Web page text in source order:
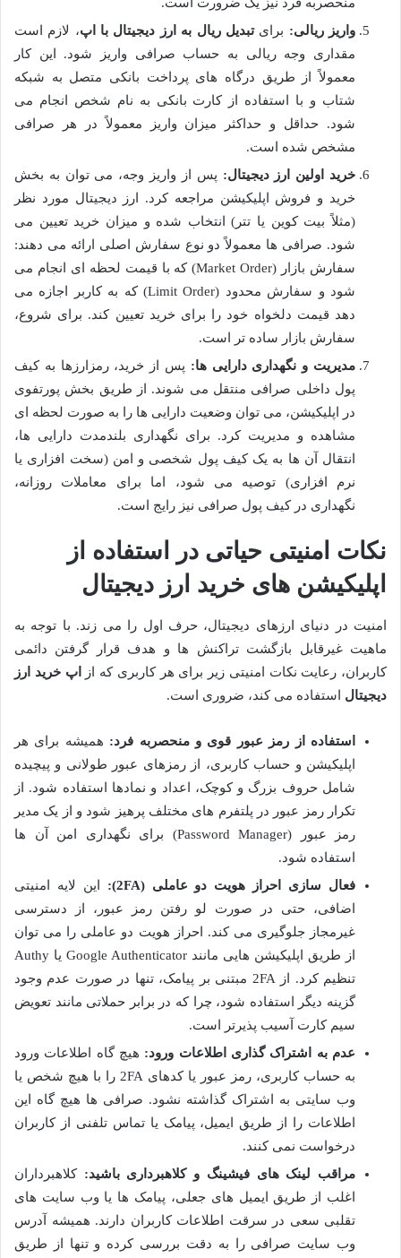
منحصربه فرد نیز یک ضرورت است.
واریز ریالی: برایتبدیل ریال به ارز دیجیتال با اپ، لازم است
مقداری وجه ریالی به حساب صرافی واریز شود. این کار
معمولاً از طریق درگاه های پرداخت بانکی متصل به شبکه
شتاب و با استفاده از کارت بانکی به نام شخص انجام می
شود. حداقل و حداکثر میزان واریز معمولاً در هر صرافی
مشخص شده است.
خرید اولین ارز دیجیتال: پس از واریز وجه، می توان به بخش
خرید و فروش اپلیکیشن مراجعه کرد. ارز دیجیتال مورد نظر
(مثلاً بیت کوین یا تتر) انتخاب شده و میزان خرید تعیین می
شود. صرافی ها معمولاً دو نوع سفارش اصلی ارائه می دهند:
سفارش بازار (Market Order) که با قیمت لحظه ای انجام می
شود و سفارش محدود (Limit Order) که به کاربر اجازه می
دهد قیمت دلخواه خود را برای خرید تعیین کند. برای شروع،
سفارش بازار ساده تر است.
مدیریت و نگهداری دارایی ها: پس از خرید، رمزارزها به کیف
پول داخلی صرافی منتقل می شوند. از طریق بخش پورتفوی
در اپلیکیشن، می توان وضعیت دارایی ها را به صورت لحظه ای
مشاهده و مدیریت کرد. برای نگهداری بلندمدت دارایی ها،
انتقال آن ها به یک کیف پول شخصی و امن (سخت افزاری یا
نرم افزاری) توصیه می شود، اما برای معاملات روزانه،
نگهداری در کیف پول صرافی نیز رایج است.
نکات امنیتی حیاتی در استفاده از
اپلیکیشن های خرید ارز دیجیتال
امنیت در دنیای ارزهای دیجیتال، حرف اول را می زند. با توجه به
ماهیت غیرقابل بازگشت تراکنش ها و هدف قرار گرفتن دائمی
کاربران، رعایت نکات امنیتی زیر برای هر کاربری که از
اپ خرید ارز
دیجیتال استفاده می کند، ضروری است.
استفاده از رمز عبور قوی و منحصربه فرد: همیشه برای هر
اپلیکیشن و حساب کاربری، از رمزهای عبور طولانی و پیچیده
شامل حروف بزرگ و کوچک، اعداد و نمادها استفاده شود. از
تکرار رمز عبور در پلتفرم های مختلف پرهیز شود و از یک مدیر
رمز عبور (Password Manager) برای نگهداری امن آن ها
استفاده شود.
فعال سازی احراز هویت دو عاملی (2FA):
این لایه امنیتی
اضافی، حتی در صورت لو رفتن رمز عبور، از دسترسی
غیرمجاز جلوگیری می کند. احراز هویت دو عاملی را می توان
از طریق اپلیکیشن هایی مانند Google Authenticator یا Authy
تنظیم کرد. از 2FA مبتنی بر پیامک، تنها در صورت عدم وجود
گزینه دیگر استفاده شود، چرا که در برابر حملاتی مانند تعویض
سیم کارت آسیب پذیرتر است.
عدم به اشتراک گذاری اطلاعات ورود: هیچ گاه اطلاعات ورود
به حساب کاربری، رمز عبور یا کدهای 2FA را با هیچ شخص یا
وب سایتی به اشتراک گذاشته نشود. صرافی ها هیچ گاه این
اطلاعات را از طریق ایمیل، پیامک یا تماس تلفنی از کاربران
درخواست نمی کنند.
مراقب لینک های فیشینگ و کلاهبرداری باشید: کلاهبرداران
اغلب از طریق ایمیل های جعلی، پیامک ها یا وب سایت های
تقلبی سعی در سرقت اطلاعات کاربران دارند. همیشه آدرس
وب سایت صرافی را به دقت بررسی کرده و تنها از طریق